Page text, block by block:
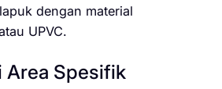
dengan material
UPVC.
Area Spesifik